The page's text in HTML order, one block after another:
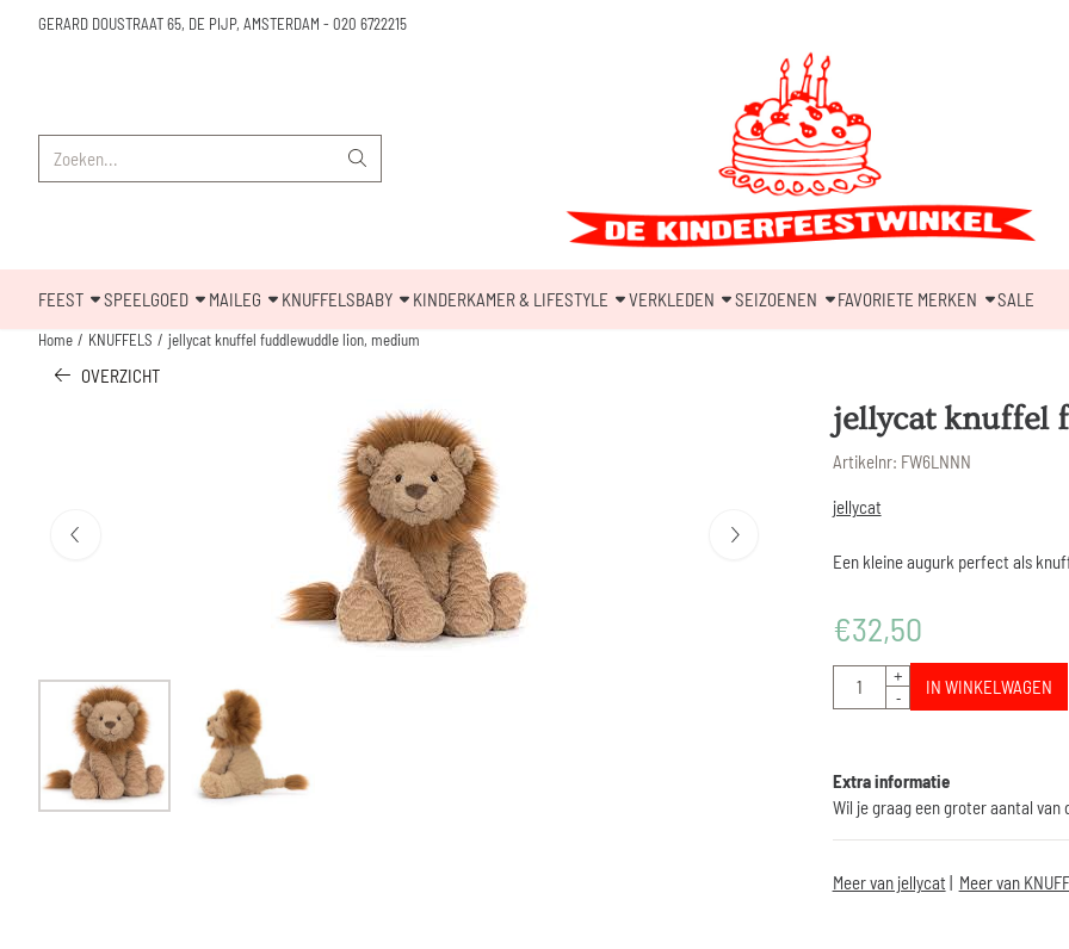
GERARD DOUSTRAAT 65, DE PIJP, AMSTERDAM - 020 6722215
FEEST SPEELGOED MAILEG KNUFFELSBABY KINDERKAMER & LIFESTYLE VERKLEDEN SEIZOENEN FAVORIETE MERKEN SALE
Home / KNUFFELS / jellycat knuffel fuddlewuddle lion, medium
OVERZICHT
jellycat knuffel
Artikelnr: FW6LNNN
jellycat
Een kleine augurk perfect als
€32,50
Aantal
+
-
IN WINKELWAGEN
Extra informatie
Wil je graag een groter aantal
Meer van jellycat | Meer van